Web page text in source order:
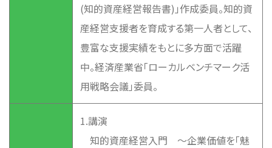
(知的資産経営報告書)」作成委員。知的資
産経営支援者を育成する第一人者として、
豊富な支援実績をもとに多方面で活躍
中。経済産業省「ローカルベンチマーク活
用戦略会議」委員。
1.講演
知的資産経営入門 ～企業価値を「魅